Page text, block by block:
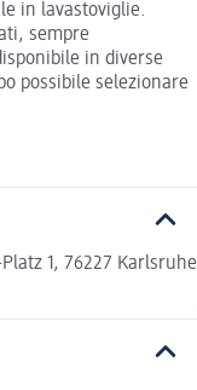
in lavastoviglie.
sempre
in diverse
possibile selezionare
1, 76227 Karlsruhe